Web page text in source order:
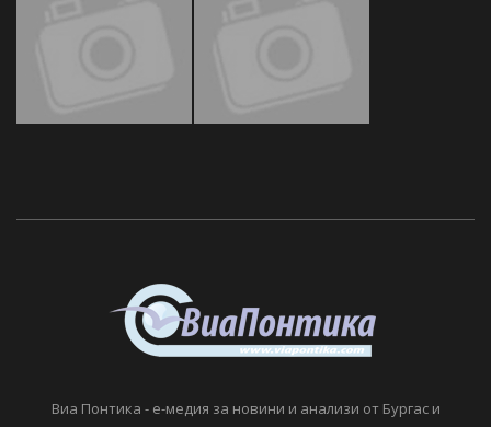
Виа Понтика - е-медия за новини и анализи от Бургас и